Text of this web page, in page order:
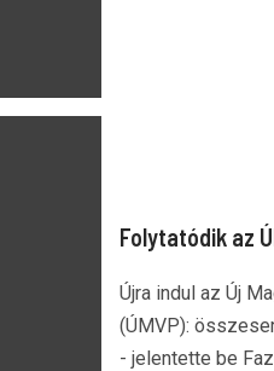
Folytatódik az
Újra indul az Új
(ÚMVP):
- jelentette be